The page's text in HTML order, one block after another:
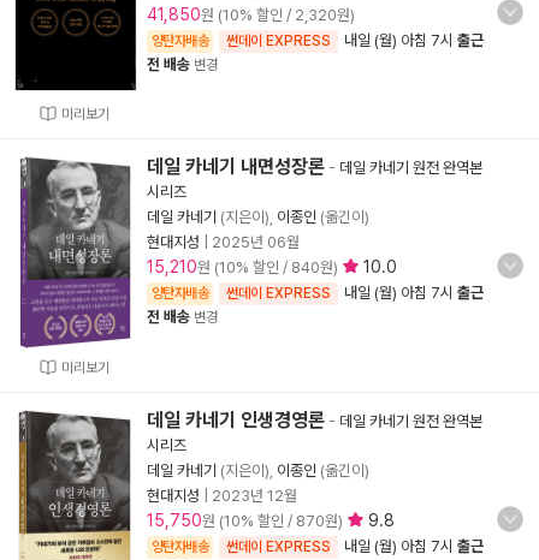
미리보기
41,850원 (10% 할인 / 2,320원)
양탄자배송 썬데이 EXPRESS 내일 (월) 아침 7시 출근
전 배송 변경
미리보기
데일 카네기 내면성장론 - 데일 카네기 원전 완역본
시리즈
데일 카네기 (지은이), 이종인 (옮긴이)
현대지성
2025년 06월
15,210원 (10% 할인 / 840원) 10.0
양탄자배송 썬데이 EXPRESS 내일 (월) 아침 7시 출근
전 배송 변경
데일 카네기 인생경영론 - 데일 카네기 원전 완역본
시리즈
데일 카네기 (지은이), 이종인 (옮긴이)
현대지성
2023년 12월
15,750원 (10% 할인 / 870원) 9.8
양탄자배송 썬데이 EXPRESS 내일 (월) 아침 7시 출근